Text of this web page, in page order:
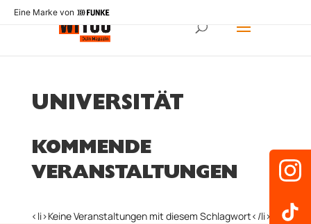
Eine Marke von
UNIVERSITÄT
KOMMENDE
VERANSTALTUNGEN
<li>Keine Veranstaltungen mit diesem Schlagwort</li>